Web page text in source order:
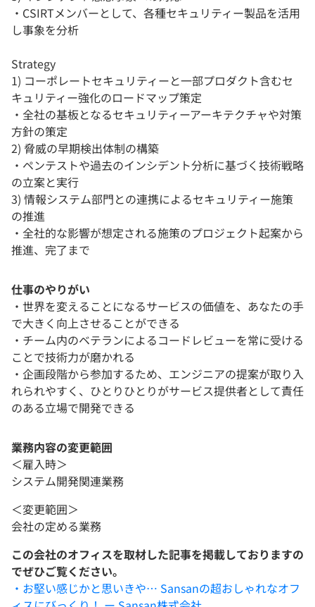
・CSIRTメンバーとして、各種セキュリティー製品を活用
し事象を分析
Strategy
1) コーポレートセキュリティーと一部プロダクト含むセ
キュリティー強化のロードマップ策定
・全社の基板となるセキュリティーアーキテクチャや対策
方針の策定
2) 脅威の早期検出体制の構築
・ペンテストや過去のインシデント分析に基づく技術戦略
の立案と実行
3) 情報システム部門との連携によるセキュリティー施策
の推進
・全社的な影響が想定される施策のプロジェクト起案から
推進、完了まで
仕事のやりがい
・世界を変えることになるサービスの価値を、あなたの手
で大きく向上させることができる
・チーム内のベテランによるコードレビューを常に受ける
ことで技術力が磨かれる
・企画段階から参加するため、エンジニアの提案が取り入
れられやすく、ひとりひとりがサービス提供者として責任
のある立場で開発できる
業務内容の変更範囲
＜雇入時＞
システム開発関連業務
＜変更範囲＞
会社の定める業務
この会社のオフィスを取材した記事を掲載しておりますの
でぜひご覧ください。
・お堅い感じかと思いきや… Sansanの超おしゃれなオフ